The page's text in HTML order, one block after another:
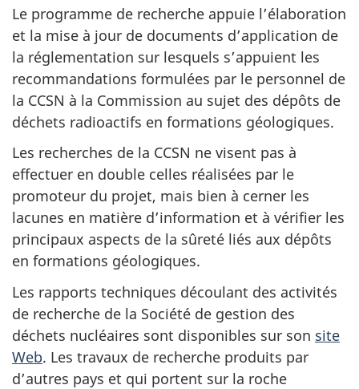
Le programme de recherche appuie l’élaboration
et la mise à jour de documents d’application de
la réglementation sur lesquels s’appuient les
recommandations formulées par le personnel de
la CCSN à la Commission au sujet des dépôts de
déchets radioactifs en formations géologiques.
Les recherches de la CCSN ne visent pas à
effectuer en double celles réalisées par le
promoteur du projet, mais bien à cerner les
lacunes en matière d’information et à vérifier les
principaux aspects de la sûreté liés aux dépôts
en formations géologiques.
Les rapports techniques découlant des activités
de recherche de la Société de gestion des
déchets nucléaires sont disponibles sur son site
Web. Les travaux de recherche produits par
d’autres pays et qui portent sur la roche